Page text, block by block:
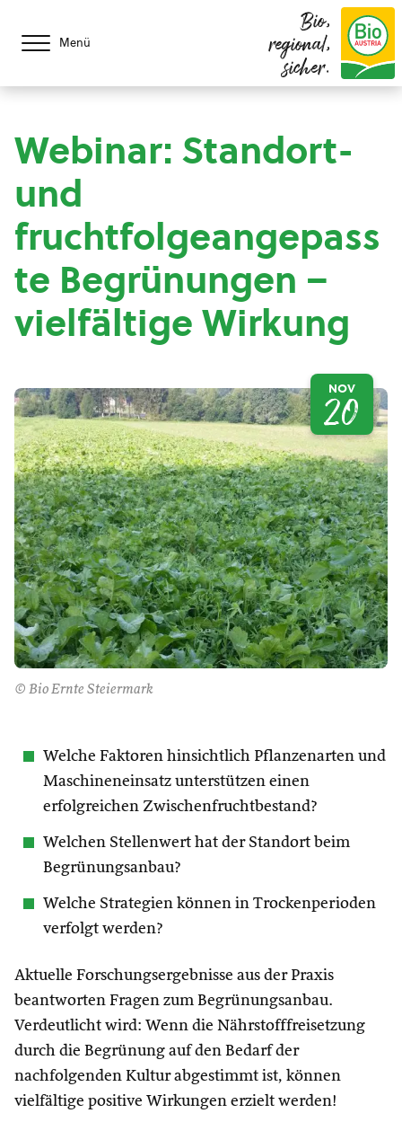
Menü
Bio,
regional,
sicher.
Webinar: Standort-
und
fruchtfolgeangepass
te Begrünungen –
vielfältige Wirkung
© Bio Ernte Steiermark
NOV
20
Welche Faktoren hinsichtlich Pflanzenarten und
Maschineneinsatz unterstützen einen
erfolgreichen Zwischenfruchtbestand?
Welchen Stellenwert hat der Standort beim
Begrünungsanbau?
Welche Strategien können in Trockenperioden
verfolgt werden?
Aktuelle Forschungsergebnisse aus der Praxis
beantworten Fragen zum Begrünungsanbau.
Verdeutlicht wird: Wenn die Nährstofffreisetzung
durch die Begrünung auf den Bedarf der
nachfolgenden Kultur abgestimmt ist, können
vielfältige positive Wirkungen erzielt werden!